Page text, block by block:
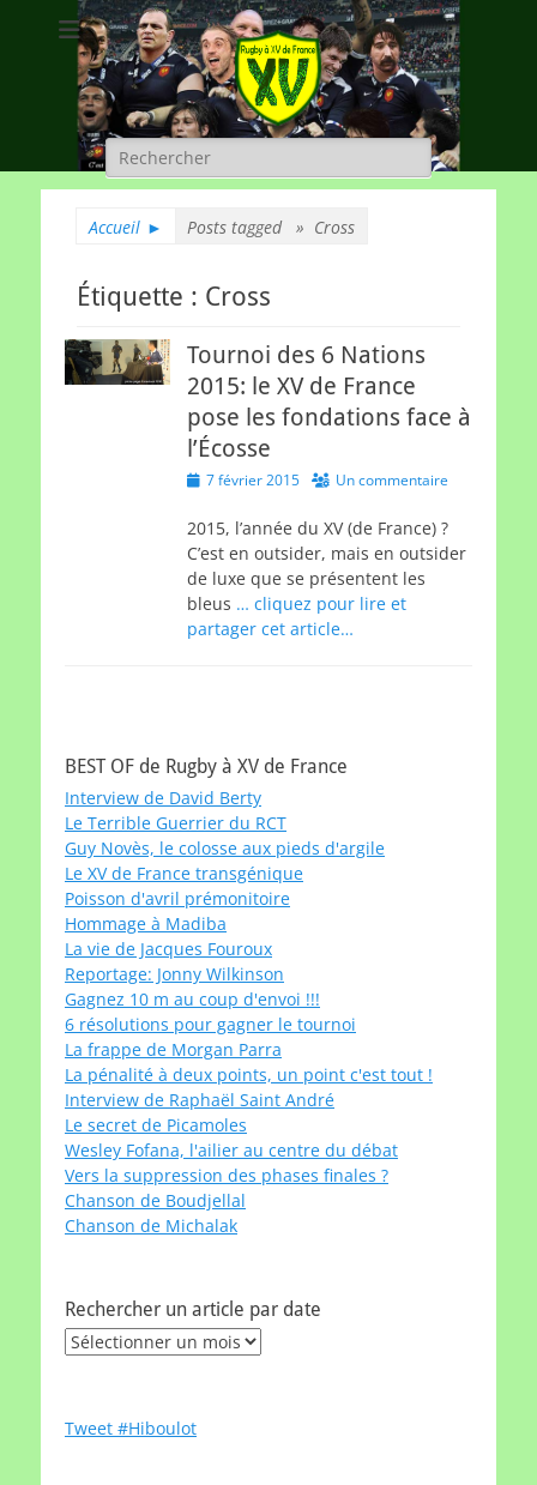
Rugby à XV de
France
A chacun son rugby
Rechercher :
Accueil ► Posts tagged » Cross
Étiquette : Cross
Tournoi des 6 Nations
2015: le XV de France
pose les fondations face à
l’Écosse
Posted7 février 2015 Un commentaire
2015, l’année du XV (de France) ?
C’est en outsider, mais en outsider
de luxe que se présentent les
bleus … cliquez pour lire et
partager cet article…
BEST OF de Rugby à XV de France
Interview de David Berty
Le Terrible Guerrier du RCT
Guy Novès, le colosse aux pieds d'argile
Le XV de France transgénique
Poisson d'avril prémonitoire
Hommage à Madiba
La vie de Jacques Fouroux
Reportage: Jonny Wilkinson
Gagnez 10 m au coup d'envoi !!!
6 résolutions pour gagner le tournoi
La frappe de Morgan Parra
La pénalité à deux points, un point c'est tout !
Interview de Raphaël Saint André
Le secret de Picamoles
Wesley Fofana, l'ailier au centre du débat
Vers la suppression des phases finales ?
Chanson de Boudjellal
Chanson de Michalak
Rechercher un article par date
Rechercher
date
Tweet #Hiboulot